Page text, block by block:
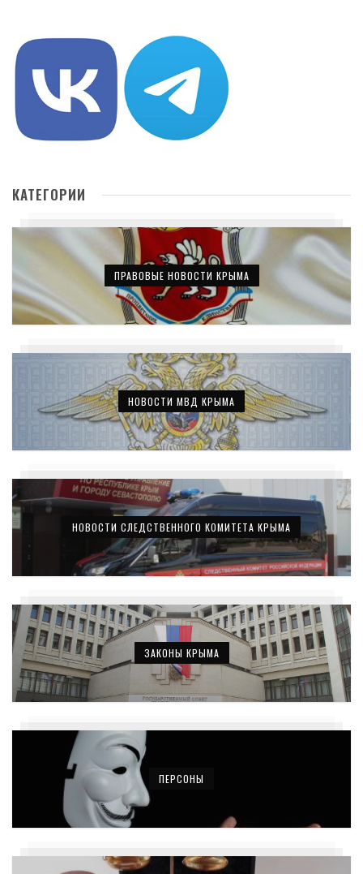
КАТЕГОРИИ
ПРАВОВЫЕ НОВОСТИ КРЫМА
НОВОСТИ МВД КРЫМА
НОВОСТИ СЛЕДСТВЕННОГО КОМИТЕТА КРЫМА
ЗАКОНЫ КРЫМА
ПЕРСОНЫ